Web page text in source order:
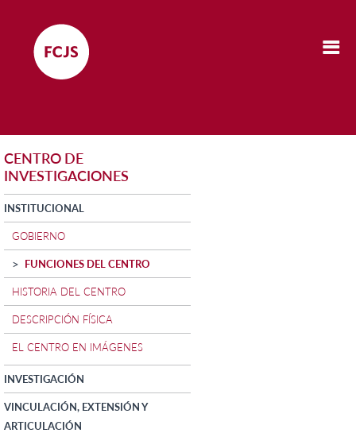
CENTRO DE
INVESTIGACIONES
INSTITUCIONAL
GOBIERNO
FUNCIONES DEL CENTRO
HISTORIA DEL CENTRO
DESCRIPCIÓN FÍSICA
EL CENTRO EN IMÁGENES
INVESTIGACIÓN
VINCULACIÓN, EXTENSIÓN Y
ARTICULACIÓN